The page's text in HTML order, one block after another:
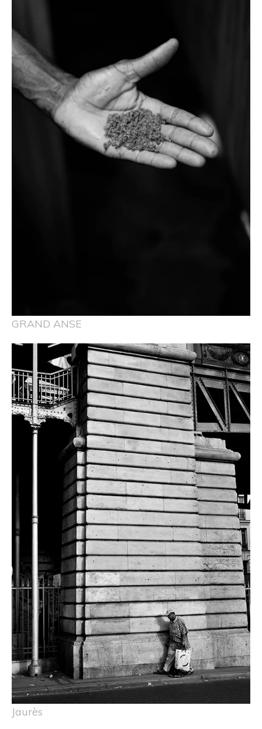
GRAND ANSE
Jaurès